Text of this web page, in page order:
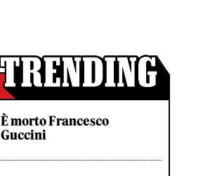
È morto Francesco
Guccini